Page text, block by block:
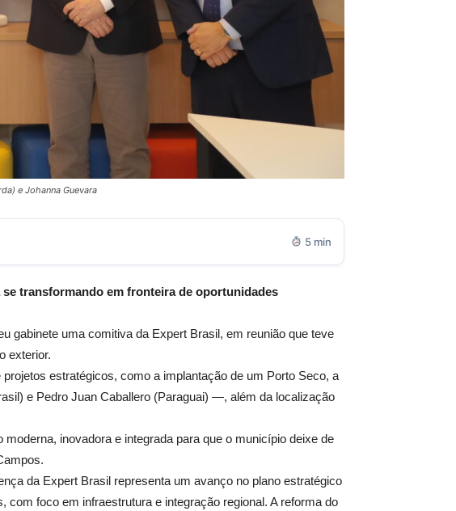
e Johanna Guevara
5 min
transformando em fronteira de oportunidades
gabinete uma comitiva da Expert Brasil, em reunião que teve
exterior.
estratégicos, como a implantação de um Porto Seco, a
e Pedro Juan Caballero (Paraguai) —, além da localização
inovadora e integrada para que o município deixe de
da Expert Brasil representa um avanço no plano estratégico
foco em infraestrutura e integração regional. A reforma do